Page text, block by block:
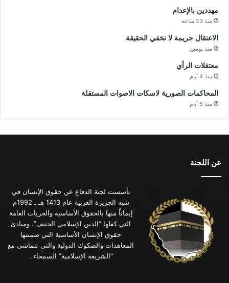
مهددين بالإعدام
منذ 23 ساعة
الاعتقال جريمة لا تخفي الحقيقة
منذ يومين
معتقلات الرأي
منذ 4 أيام
المحاكمات الصورية لاسكات الاصوات المستقلة
منذ 5 أيام
عن اللجنة
تأسست لجنة الدفاع عن حقوق الإنسان في
شبه الجزيرة العربية عام 1413 هـ ـ 1992م
إيماناً منها بالحقوق الأساسية والحريات العامة
التي كفلها “الدين الإسلامي الحنيف”، ومبادئ
حقوق الإنسان الأساسية التي ضمنتها
المعاهدات والصكوك الدولية والتي تتماشى مع
“الشريعة الإسلامية” السمحاء .